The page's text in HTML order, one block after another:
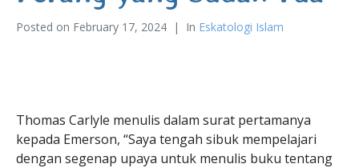
Posted on February 17, 2024 In Eskatologi Islam
Thomas Carlyle menulis dalam surat pertamanya
kepada Emerson, “Saya tengah sibuk mempelajari
dengan segenap upaya untuk menulis buku tentang